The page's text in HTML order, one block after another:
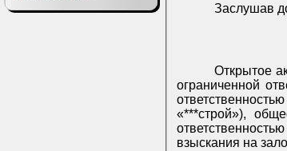
Заслушав
Открытое
ограниченной
«***строй»),
взыскания на